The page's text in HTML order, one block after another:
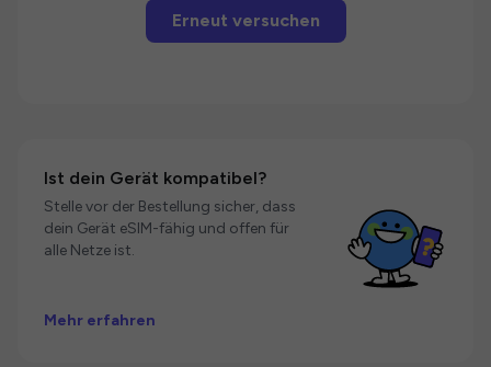
Erneut versuchen
Ist dein Gerät kompatibel?
Stelle vor der Bestellung sicher, dass
dein Gerät eSIM-fähig und offen für
alle Netze ist.
Mehr erfahren